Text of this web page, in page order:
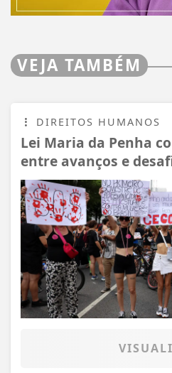
VEJA TAMBÉM
DIREITOS HUMANOS
Lei Maria da Penha
entre avanços e